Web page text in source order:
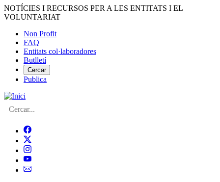
Vés
al
NOTÍCIES I RECURSOS PER A LES ENTITATS I EL
VOLUNTARIAT
Menú
del
compte
d'usuari
Non Profit
FAQ
Entitats col·laboradores
Butlletí
Cercar
Publica
Cerca